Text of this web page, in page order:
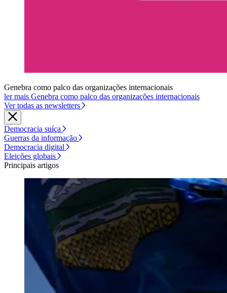
Genebra como palco das organizações internacionais
ler mais Genebra como palco das organizações internacionais
Ver todas as newsletters
Democracia suíça
Guerras da informação
Democracia digital
Eleições globais
Principais artigos